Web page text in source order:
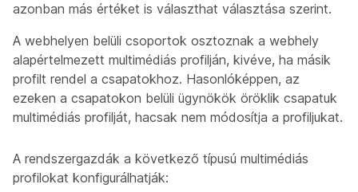
azonban más értéket is választhat választása szerint.
A webhelyen belüli csoportok osztoznak a webhely
alapértelmezett multimédiás profilján, kivéve, ha másik
profilt rendel a csapatokhoz. Hasonlóképpen, az
ezeken a csapatokon belüli ügynökök öröklik csapatuk
multimédiás profilját, hacsak nem módosítja a profiljukat.
A rendszergazdák a következő típusú multimédiás
profilokat konfigurálhatják: